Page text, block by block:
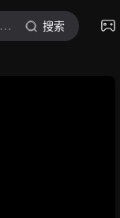
c位大明星 搜索